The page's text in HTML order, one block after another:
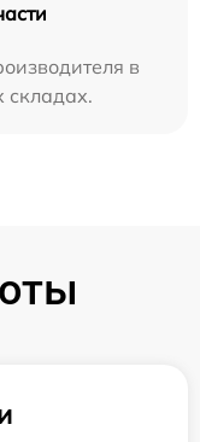
в
складах.